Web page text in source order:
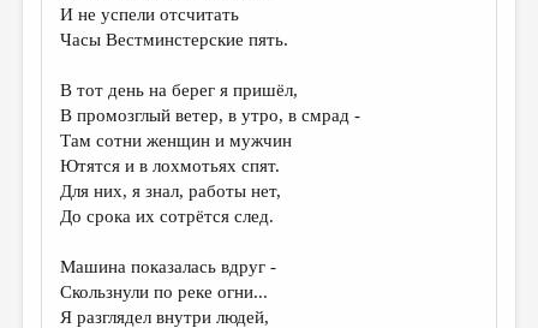
И не успели отсчитать
Часы Вестминстерские пять.
В тот день на берег я пришёл,
В промозглый ветер, в утро, в смрад -
Там сотни женщин и мужчин
Ютятся и в лохмотьях спят.
Для них, я знал, работы нет,
До срока их сотрётся след.
Машина показалась вдруг -
Скользнули по реке огни...
Я разглядел внутри людей,